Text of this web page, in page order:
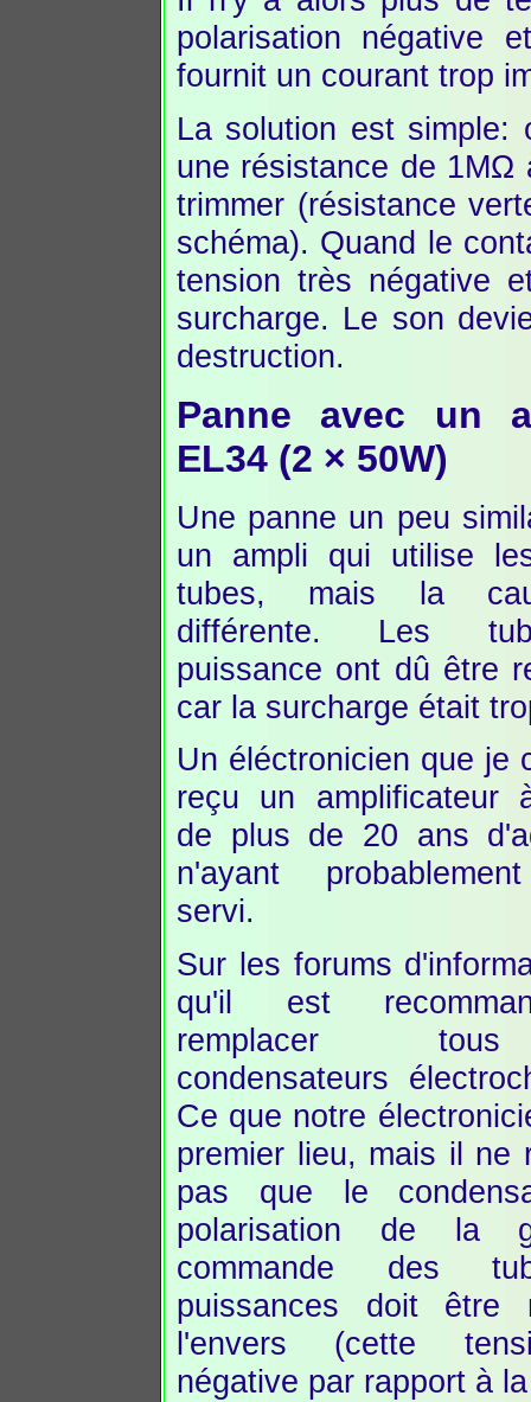
polarisation négative
fournit un courant trop
La solution est simple:
une résistance de 1MΩ
trimmer (résistance
schéma). Quand le
tension très négative
surcharge. Le son
destruction.
Panne avec un
EL34 (2 × 50W)
Une panne un peu
un ampli qui utilise
tubes, mais la
différente. Les
puissance ont dû être
car la surcharge était
Un éléctronicien que je
reçu un amplificateur
de plus de 20 ans
n'ayant
servi.
Sur les forums
qu'il est
remplacer
condensateurs
Ce que notre
premier lieu, mais il ne
pas que le
polarisation de la
commande des
puissances doit être
l'envers (cette
négative par rapport à